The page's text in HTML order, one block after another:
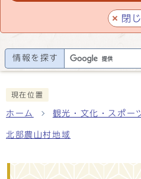
閉
情報を探す
現在位置
ホーム 観光・文化・スポー
北部農山村地域